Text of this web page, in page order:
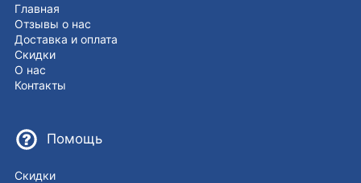
Главная
Отзывы о нас
Доставка и оплата
Скидки
О нас
Контакты
Помощь
Скидки